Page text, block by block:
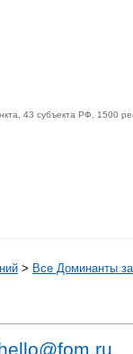
43 субъекта РФ, 1500
> Все Доминанты